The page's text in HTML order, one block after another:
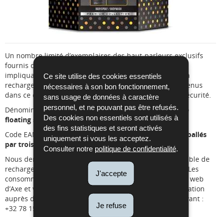
Ce site utilise des cookies essentiels
nécessaires à son bon fonctionnement,
sans usage de données à caractère
personnel, et ne pouvant pas être refusés.
Des cookies non essentiels sont utilisés à
des fins statistiques et seront activés
uniquement si vous les acceptez.
Consulter notre politique de confidentialité.
J'accepte
Je refuse
Un nombre limité d’exemplaires des haut-parleurs exclusifs
fournis dans ce coffret-cadeau présentent un défaut
impliquant que le câble USB peut surchauffer lors de la
recharge du haut-parleur. Les produits de beauté contenus
dans ce coffret-cadeau peuvent être utilisés en toute sécurité.
Dénomination :Axe Dark Temptation with exclusive
floating speaker
Code EAN :
8710447348550, 8710522355725 (emballés
par trois sets)
Nous demandons aux consommateurs d’utiliser ni le câble de
recharge, ni le haut-parleur et ce sous aucun prétexte. Les
consommateurs sont avertis au moyen d’avis sur le site web
d’Axe et via Facebook. Ils peuvent obtenir une compensation
auprès du service consommateur d’Axe au numéro suivant :
+32 78 15 22 15.